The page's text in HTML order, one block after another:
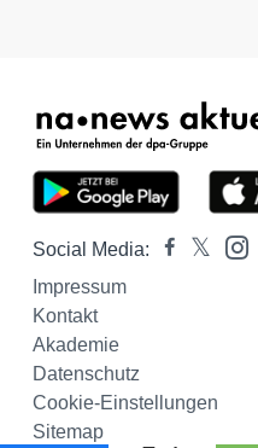
Social Media:
Impressum
Kontakt
Akademie
Datenschutz
Cookie-Einstellungen
Sitemap